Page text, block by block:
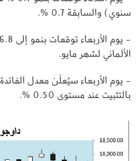
سنوي) والسابقة 0.7 %.
الألماني لشهر مايو.
- يوم الأربعاء سيُعلَن معدل
بالتثبيت عند مستوى 0.50 %.